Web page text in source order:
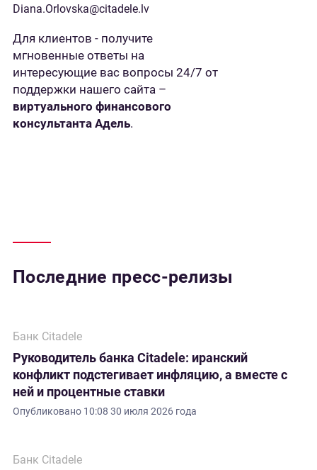
Diana.Orlovska@citadele.lv
Для клиентов - получите
мгновенные ответы на
интересующие вас вопросы 24/7 от
поддержки нашего сайта –
виртуального финансового
консультанта Адель.
Последние пресс-релизы
Банк Citadele
Руководитель банка Citadele: иранский
конфликт подстегивает инфляцию, а вместе с
ней и процентные ставки
Опубликовано 10:08 30 июля 2026 года
Банк Citadele